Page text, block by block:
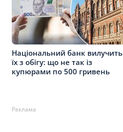
Національний банк вилучить
їх з обігу: що не так із
купюрами по 500 гривень
Реклама